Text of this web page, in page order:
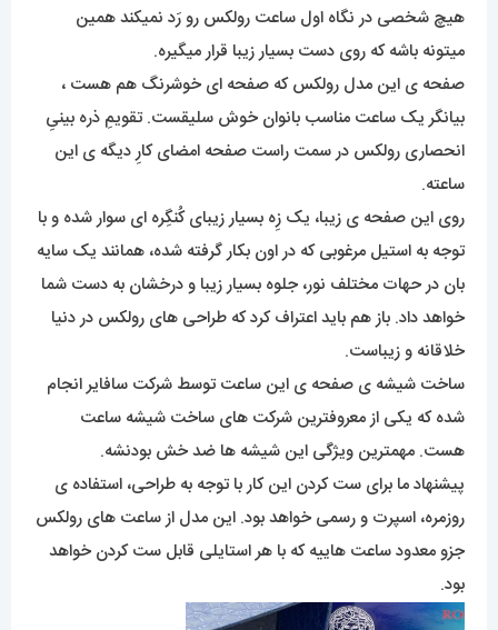
هیچ شخصی در نگاه اول ساعت رولکس رو رَد نمیکند همین
میتونه باشه که روی دست بسیار زیبا قرار میگیره.
صفحه ی این مدل رولکس که صفحه ای خوشرنگ هم هست ،
بیانگر یک ساعت مناسب بانوان خوش سلیقست. تقویمِ ذره بینیِ
انحصاری رولکس در سمت راست صفحه امضای کارِ دیگه ی این
ساعته.
روی این صفحه ی زیبا، یک زِه بسیار زیبای کُنگِره ای سوار شده و با
توجه به استیل مرغوبی که در اون بکار گرفته شده، همانند یک سایه
بان در حهات مختلف نور، جلوه بسیار زیبا و درخشان به دست شما
خواهد داد. باز هم باید اعتراف کرد که طراحی های رولکس در دنیا
خلاقانه و زیباست.
ساخت شیشه ی صفحه ی این ساعت توسط شرکت سافایر انجام
شده که یکی از معروفترین شرکت های ساخت شیشه ساعت
هست. مهمترین ویژگی این شیشه ها ضد خش بودنشه.
پیشنهاد ما برای ست کردن این کار با توجه به طراحی، استفاده ی
روزمره، اسپرت و رسمی خواهد بود. این مدل از ساعت های رولکس
جزو معدود ساعت هاییه که با هر استایلی قابل ست کردن خواهد
بود.